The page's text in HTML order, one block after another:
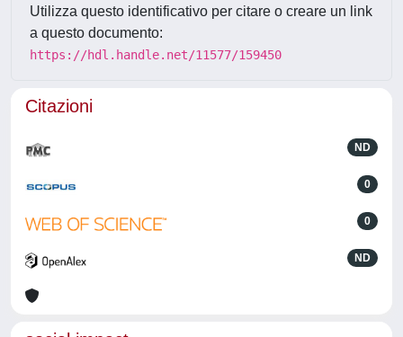
Utilizza questo identificativo per citare o creare un link
a questo documento:
https://hdl.handle.net/11577/159450
Citazioni
ND
0
0
ND